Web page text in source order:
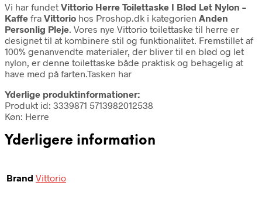
Vi har fundet Vittorio Herre Toilettaske I Blød Let Nylon –
Kaffe fra Vittorio hos Proshop.dk i kategorien Anden
Personlig Pleje. Vores nye Vittorio toilettaske til herre er
designet til at kombinere stil og funktionalitet. Fremstillet af
100% genanvendte materialer, der bliver til en blød og let
nylon, er denne toilettaske både praktisk og behagelig at
have med på farten.Tasken har
Yderlige produktinformationer:
Produkt id: 3339871 5713982012538
Køn: Herre
Yderligere information
Brand Vittorio